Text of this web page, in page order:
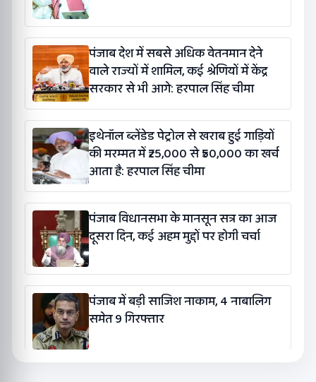
पंजाब देश में सबसे अधिक वेतनमान देने
वाले राज्यों में शामिल, कई श्रेणियों में केंद्र
सरकार से भी आगे: हरपाल सिंह चीमा
इथेनॉल ब्लेंडेड पेट्रोल से खराब हुई गाड़ियों
की मरम्मत में ₹25,000 से ₹50,000 का खर्च
आता है: हरपाल सिंह चीमा
पंजाब विधानसभा के मानसून सत्र का आज
दूसरा दिन, कई अहम मुद्दों पर होगी चर्चा
पंजाब में बड़ी साजिश नाकाम, 4 नाबालिग
समेत 9 गिरफ्तार